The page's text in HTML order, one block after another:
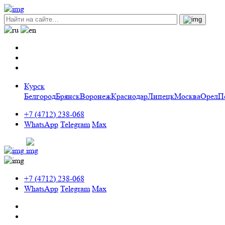
Курск
БелгородБрянскВоронежКраснодарЛипецкМоскваОрел
+7 (4712) 238-068
WhatsApp Telegram Max
+7 (4712) 238-068
WhatsApp Telegram Max